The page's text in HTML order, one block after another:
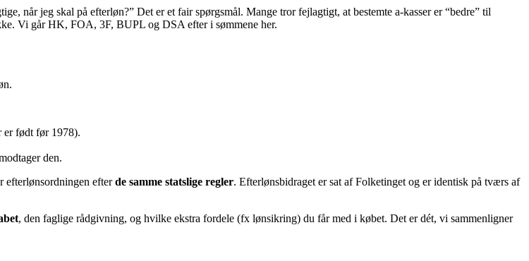
når jeg skal på efterløn?” Det er et fair spørgsmål. Mange tror fejlagtigt, at bestemte a-kasser er “bedre” til
Vi går HK, FOA, 3F, BUPL og DSA efter i sømmene her.
er født før 1978).
den.
efterlønsordningen efterde samme statslige regler. Efterlønsbidraget er sat af Folketinget og er identisk på tværs af
, den faglige rådgivning, og hvilke ekstra fordele (fx lønsikring) du får med i købet. Det er dét, vi sammenligner